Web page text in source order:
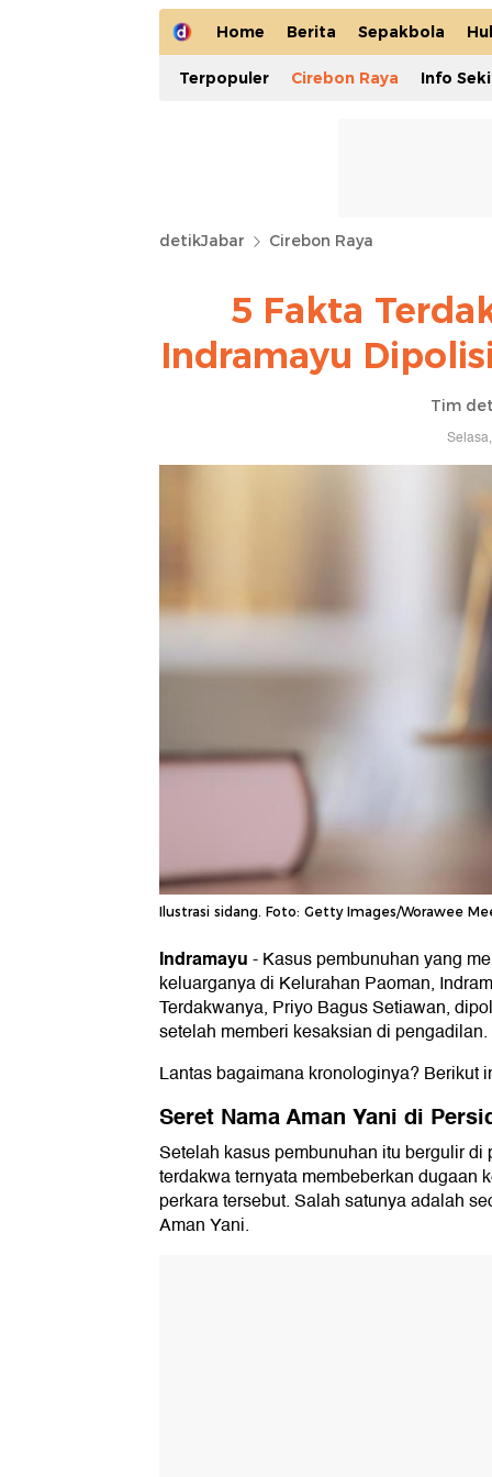
Home Berita Sepakbola
Terpopuler Cirebon Raya Info
detikJabar Cirebon Raya
5 Fakta
Indramayu
Tim
Ilustrasi sidang. Foto: Getty Images/Worawee
Indramayu-Kasus pembunuhan yang
keluarganya di Kelurahan Paoman,
Terdakwanya, Priyo Bagus Setiawan,
setelah memberi kesaksian di pengadilan.
Lantas bagaimana kronologinya? Berikut
Seret Nama Aman Yani di
Setelah kasus pembunuhan itu bergulir
terdakwa ternyata membeberkan dugaan
perkara tersebut. Salah satunya adalah
Aman Yani.